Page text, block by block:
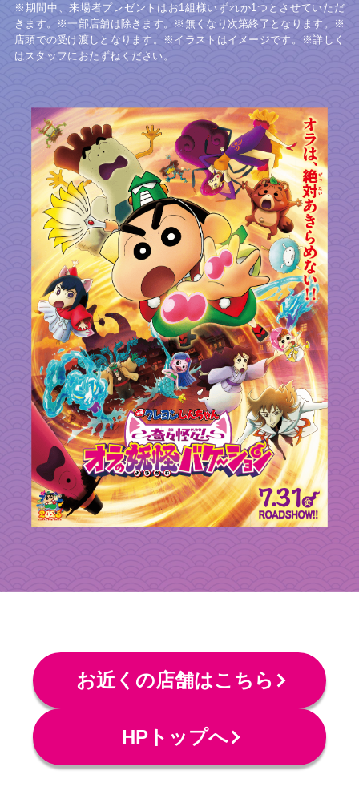
※期間中、来場者プレゼントはお1組様いずれか1つとさせていただ
きます。※一部店舗は除きます。※無くなり次第終了となります。※
店頭での受け渡しとなります。※イラストはイメージです。※詳しく
はスタッフにおたずねください。
お近くの店舗はこちら
HPトップへ